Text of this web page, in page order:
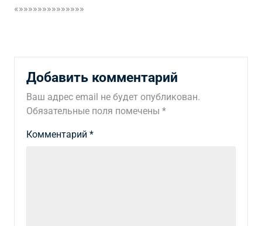
«»»»»»»»»»»»»»»
Добавить комментарий
Ваш адрес email не будет опубликован.
Обязательные поля помечены *
Комментарий *